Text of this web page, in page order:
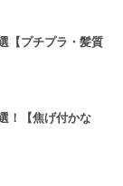
【プチプラ・髪質
！【焦げ付かな